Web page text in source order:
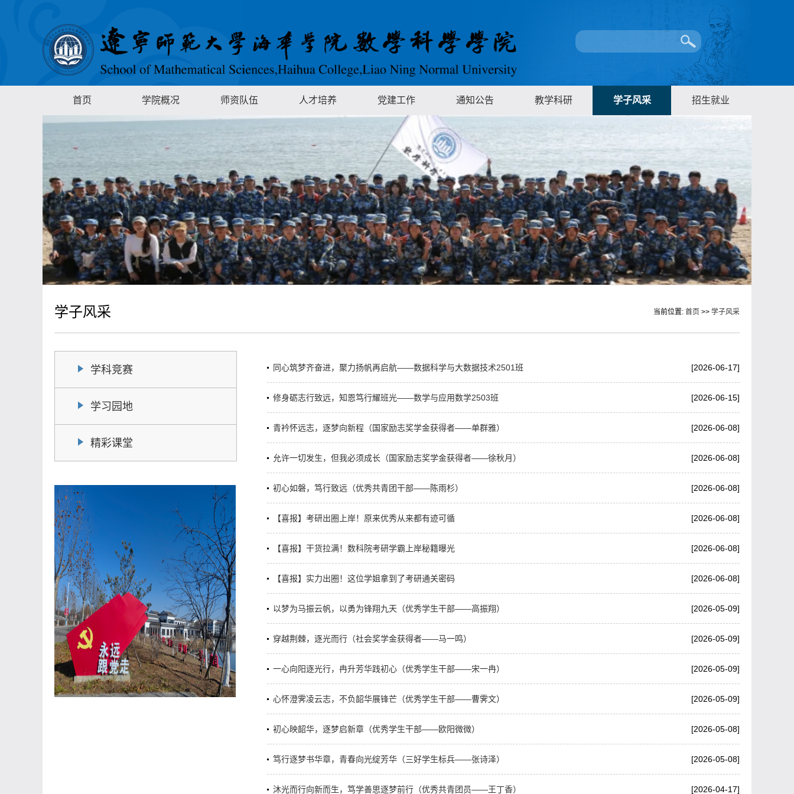
首页 学院概况 师资队伍 人才培养 党建工作 通知公告 教学科研 学子风采 招生就业
学子风采 当前位置: 首页 >> 学子风采
学科竞赛
学习园地
精彩课堂
同心筑梦齐奋进，聚力扬帆再启航——数据科学与大数据技术2501班 [2026-06-17]
修身砺志行致远，知恩笃行耀班光——数学与应用数学2503班 [2026-06-15]
青衿怀远志，逐梦向新程（国家励志奖学金获得者——单群雅） [2026-06-08]
允许一切发生，但我必须成长（国家励志奖学金获得者——徐秋月） [2026-06-08]
初心如磐，笃行致远（优秀共青团干部——陈雨杉） [2026-06-08]
【喜报】考研出圈上岸！原来优秀从来都有迹可循 [2026-06-08]
【喜报】干货拉满！数科院考研学霸上岸秘籍曝光 [2026-06-08]
【喜报】实力出圈！这位学姐拿到了考研通关密码 [2026-06-08]
以梦为马振云帆，以勇为锋翔九天（优秀学生干部——高振翔） [2026-05-09]
穿越荆棘，逐光而行（社会奖学金获得者——马一鸣） [2026-05-09]
一心向阳逐光行，冉升芳华践初心（优秀学生干部——宋一冉） [2026-05-09]
心怀澄霁凌云志，不负韶华展锋芒（优秀学生干部——曹霁文） [2026-05-09]
初心映韶华，逐梦启新章（优秀学生干部——欧阳微微） [2026-05-08]
笃行逐梦书华章，青春向光绽芳华（三好学生标兵——张诗泽） [2026-05-08]
沐光而行向新而生，笃学善思逐梦前行（优秀共青团员——王丁香） [2026-04-17]